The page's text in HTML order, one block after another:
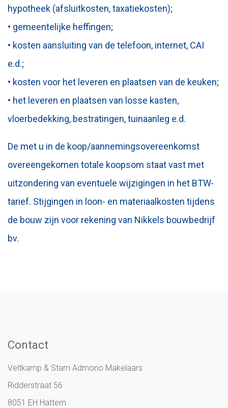
hypotheek (afsluitkosten, taxatiekosten);
• gemeentelijke heffingen;
• kosten aansluiting van de telefoon, internet, CAI
e.d.;
• kosten voor het leveren en plaatsen van de keuken;
• het leveren en plaatsen van losse kasten,
vloerbedekking, bestratingen, tuinaanleg e.d.
De met u in de koop/aannemingsovereenkomst
overeengekomen totale koopsom staat vast met
uitzondering van eventuele wijzigingen in het BTW-
tarief. Stijgingen in loon- en materiaalkosten tijdens
de bouw zijn voor rekening van Nikkels bouwbedrijf
bv.
Contact
Veltkamp & Stam Admono Makelaars
Ridderstraat 56
8051 EH Hattem